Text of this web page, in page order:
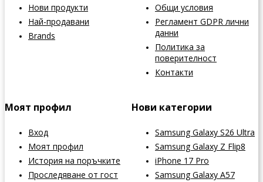
Нови продукти
Най-продавани
Brands
Общи условия
Регламент GDPR лични
данни
Политика за
поверителност
Контакти
Моят профил
Вход
Моят профил
История на поръчките
Проследяване от гост
Нови категории
Samsung Galaxy S26 Ultra
Samsung Galaxy Z Flip8
iPhone 17 Pro
Samsung Galaxy A57